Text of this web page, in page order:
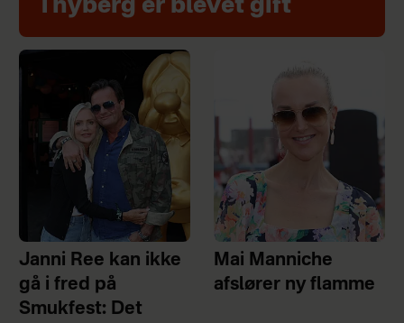
Thyberg er blevet gift
Janni Ree kan ikke
gå i fred på
Smukfest: Det
Mai Manniche
afslører ny flamme